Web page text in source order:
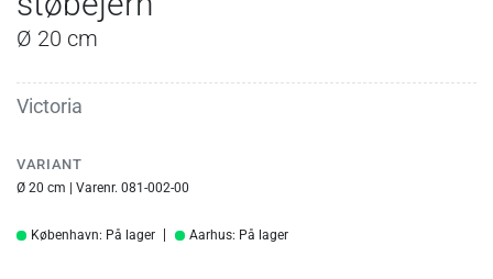
Ø 20 cm
Victoria
VARIANT
Ø 20 cm | Varenr. 081-002-00
København: På lager Aarhus: På lager